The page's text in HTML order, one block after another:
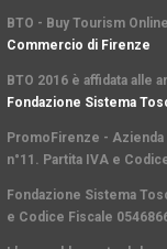
BTO - Buy Tourism
Commercio di Firenze
BTO 2016 è affidata alle
Fondazione Sistema
PromoFirenze -
n°11. Partita IVA e
Fondazione Sistema
e Codice Fiscale